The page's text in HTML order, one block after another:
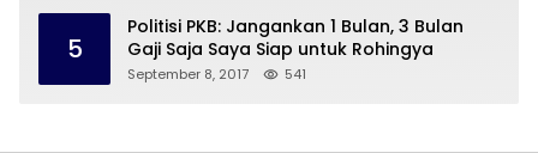
5
Politisi PKB: Jangankan 1 Bulan, 3 Bulan
Gaji Saja Saya Siap untuk Rohingya
September 8, 2017 541